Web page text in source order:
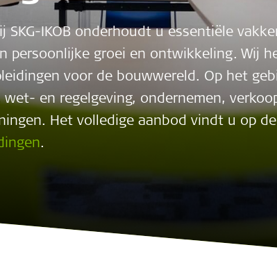
SKG-IKOB onderhoudt u essentiële
persoonlijke groei en ontwikkeling. Wij
voor de bouwwereld. Op het
en regelgeving, ondernemen,
Het volledige aanbod vindt u op
.